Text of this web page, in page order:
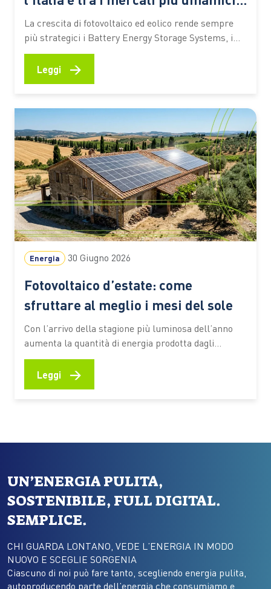
d’Europa
La crescita di fotovoltaico ed eolico rende sempre
più strategici i Battery Energy Storage Systems, i
grandi sistemi di accumulo a batteria chiamati a
bilanciare produzione e consumi e a garantire
Nelle ore centrali di…
Leggi →
Energia 30 Giugno 2026
Fotovoltaico d’estate: come
sfruttare al meglio i mesi del sole
Con l’arrivo della stagione più luminosa dell’anno
aumenta la quantità di energia prodotta dagli
impianti domestici. È il periodo ideale per
controllare le prestazioni del sistema, verificare il
Leggi →
UN’ENERGIA PULITA,
SOSTENIBILE, FULL DIGITAL.
SEMPLICE.
CHI GUARDA LONTANO, VEDE L’ENERGIA IN MODO
NUOVO E SCEGLIE SORGENIA
Ciascuno di noi può fare tanto, scegliendo energia pulita,
autoproducendo parte dell’energia che consumiamo e